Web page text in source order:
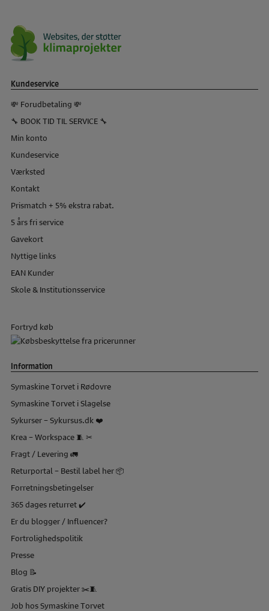
Kundeservice
💸 Forudbetaling 💸
🔧 BOOK TID TIL SERVICE 🔧
Min konto
Kundeservice
Værksted
Kontakt
Prismatch + 5% ekstra rabat.
5 års fri service
Gavekort
Nyttige links
EAN Kunder
Skole & Institutionsservice
Fortryd køb
Information
Symaskine Torvet i Rødovre
Symaskine Torvet i Slagelse
Sykurser – Sykursus.dk ❤️
Krea – Workspace 🧵 ✂
Fragt / Levering 🚛
Returportal – Bestil label her 📦
Forretningsbetingelser
365 dages returret ✔️
Er du blogger / Influencer?
Fortrolighedspolitik
Presse
Blog 📝
Gratis DIY projekter ✂️🧵
Job hos Symaskine Torvet